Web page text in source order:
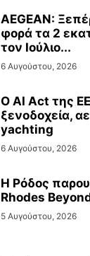
AEGEAN:
φορά τα 2
τον Ιούλιο...
6 Αυγούστου, 2026
Ο AI Act της ΕΕ
ξενοδοχεία,
yachting
6 Αυγούστου, 2026
Η Ρόδος
Rhodes
5 Αυγούστου, 2026